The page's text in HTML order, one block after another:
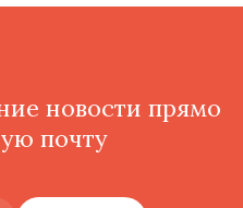
новости прямо
почту